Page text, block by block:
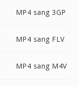
MP4 sang 3GP
MP4 sang FLV
MP4 sang M4V